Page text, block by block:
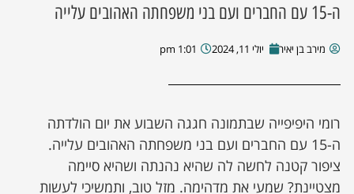
ה-15 עם החברים ועם בני משפחתה האהובים עלייה
מירב בן יאיר יולי 11, 2024 1:01 pm
רומי היפיפייה שבתמונה חגגה השבוע את יום הולדתה
ה-15 עם החברים ועם בני משפחתה האהובים עלייה.
ציפור קטנה לחשה לה שהיא נהנתה ושהיא סיימה
מצטיינת? שמעי את מדהימה. מזל טוב, ותמשיכי לעשות